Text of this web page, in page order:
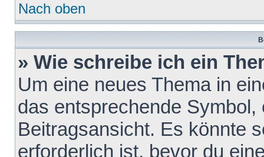
Nach oben
» Wie schreibe ich ein
Um eine neues Thema in
das entsprechende
Beitragsansicht. Es könnte
erforderlich ist, bevor du